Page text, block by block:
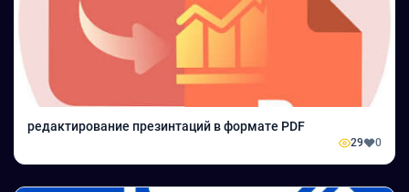
редактирование презинтаций в формате PDF
29 0